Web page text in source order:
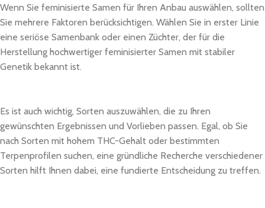
Wenn Sie feminisierte Samen für Ihren Anbau auswählen, sollten
Sie mehrere Faktoren berücksichtigen. Wählen Sie in erster Linie
eine seriöse Samenbank oder einen Züchter, der für die
Herstellung hochwertiger feminisierter Samen mit stabiler
Genetik bekannt ist.
Es ist auch wichtig, Sorten auszuwählen, die zu Ihren
gewünschten Ergebnissen und Vorlieben passen. Egal, ob Sie
nach Sorten mit hohem THC-Gehalt oder bestimmten
Terpenprofilen suchen, eine gründliche Recherche verschiedener
Sorten hilft Ihnen dabei, eine fundierte Entscheidung zu treffen.